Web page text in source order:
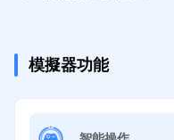
模擬器功能